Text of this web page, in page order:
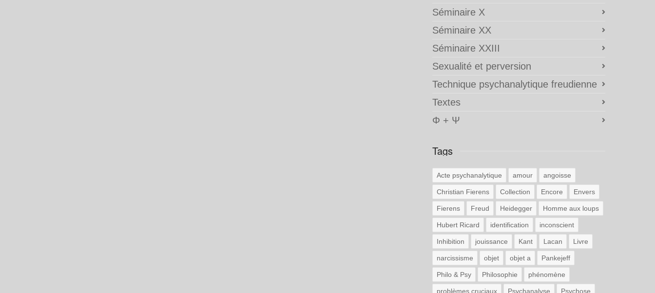
Séminaire X
Séminaire XX
Séminaire XXIII
Sexualité et perversion
Technique psychanalytique freudienne
Textes
Φ + Ψ
Tags
Acte psychanalytique amour angoisse
Christian Fierens Collection Encore Envers
Fierens Freud Heidegger Homme aux loups
Hubert Ricard identification inconscient
Inhibition jouissance Kant Lacan Livre
narcissisme objet objet a Pankejeff
Philo & Psy Philosophie phénomène
problèmes cruciaux Psychanalyse Psychose